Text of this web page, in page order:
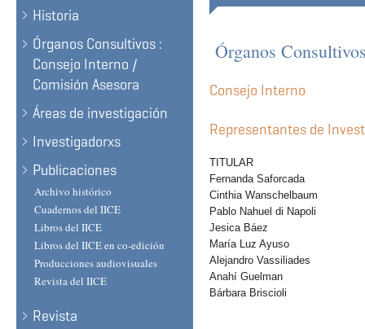
Historia
Órganos Consultivos :
Consejo Interno /
Comisión Asesora
Áreas de investigación
Investigadorxs
Publicaciones
Archivo histórico
Cuadernos del IICE
Libros del IICE
Libros del IICE en co-edición
Producciones audiovisuales
Revista del IICE
Revista
Órganos
Consejo Interno
Representantes de
TITULAR
Fernanda
Cinthia
Pablo Nahuel di
Jesica Báez
María Luz Ayuso
Alejandro Vassiliades
Anahí Guelman
Bárbara Briscioli